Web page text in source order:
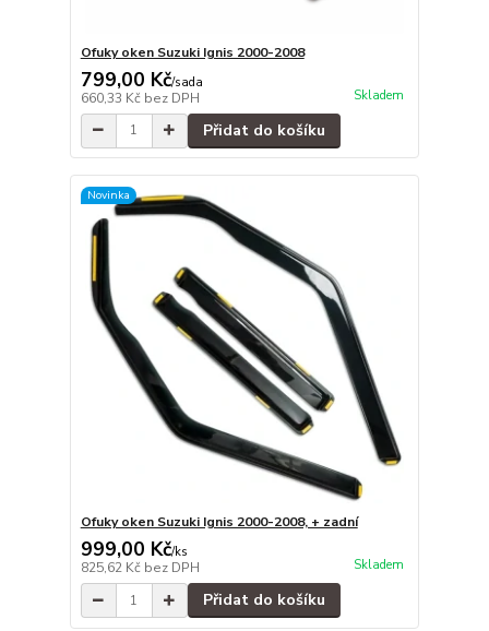
Ofuky oken Suzuki Ignis 2000-2008
799,00 Kč/sada
660,33 Kč bez DPH Skladem
Přidat do košíku
Novinka
Ofuky oken Suzuki Ignis 2000-2008, + zadní
999,00 Kč/ks
825,62 Kč bez DPH Skladem
Přidat do košíku